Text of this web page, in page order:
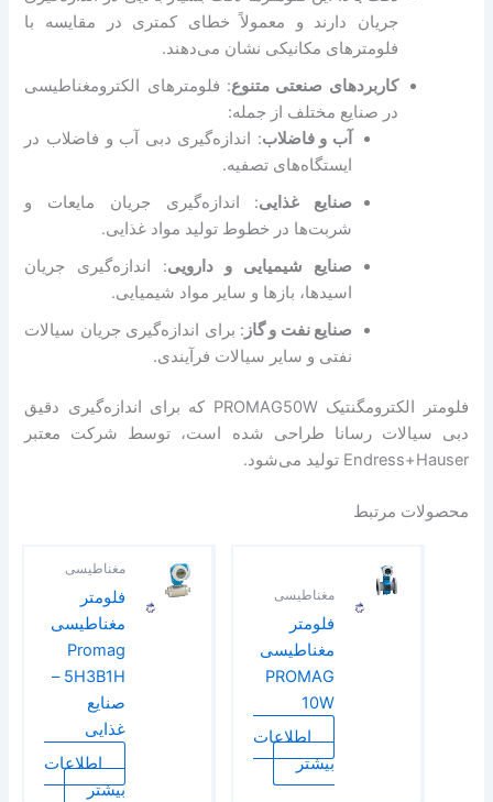
جریان دارند و معمولاً خطای کمتری در مقایسه با
فلومترهای مکانیکی نشان می‌دهند.
کاربردهای صنعتی متنوع: فلومترهای الکترومغناطیسی
در صنایع مختلف از جمله:
آب و فاضلاب: اندازه‌گیری دبی آب و فاضلاب در
ایستگاه‌های تصفیه.
صنایع غذایی: اندازه‌گیری جریان مایعات و
شربت‌ها در خطوط تولید مواد غذایی.
صنایع شیمیایی و دارویی: اندازه‌گیری جریان
اسیدها، بازها و سایر مواد شیمیایی.
صنایع نفت و گاز : برای اندازه‌گیری جریان سیالات
نفتی و سایر سیالات فرآیندی.
فلومتر الکترومگنتیک PROMAG50W که برای اندازه‌گیری دقیق
دبی سیالات رسانا طراحی شده است، توسط شرکت معتبر
Endress+Hauser تولید می‌شود.
محصولات مرتبط
مغناطیسی
فلومتر
مغناطیسی
PROMAG
10W
اطلاعات
بیشتر
مغناطیسی
فلومتر
مغناطیسی
Promag
5H3B1H –
صنایع
غذایی
اطلاعات
بیشتر